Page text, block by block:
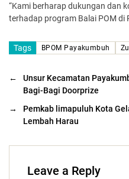
“Kami berharap dukungan dan
terhadap program Balai POM di
Tags BPOM Payakumbuh
←
Unsur Kecamatan
Bagi-Bagi Doorprize
→
Pemkab limapuluh Kota
Lembah Harau
Leave a Reply